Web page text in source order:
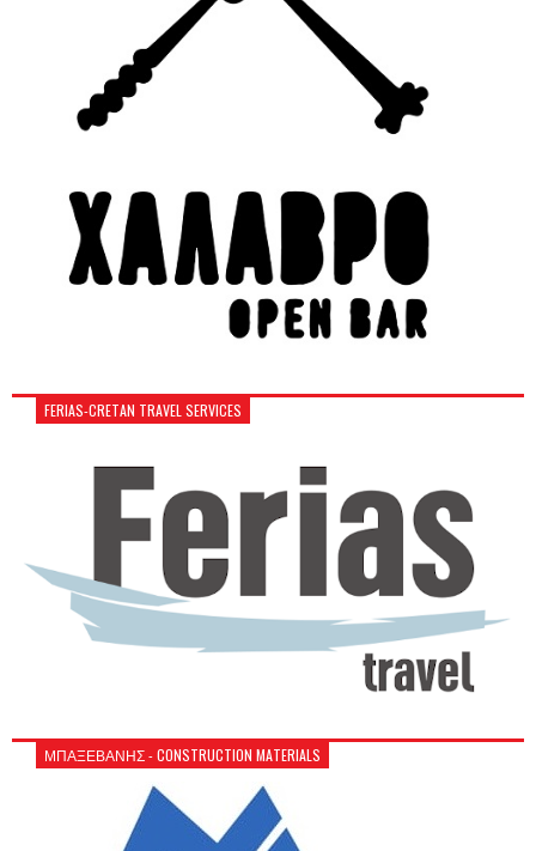
FERIAS-CRETAN TRAVEL SERVICES
ΜΠΑΞΕΒΑΝΗΣ - CONSTRUCTION MATERIALS